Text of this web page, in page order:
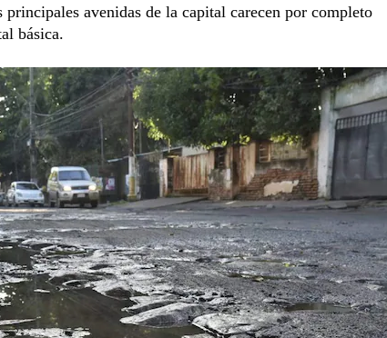
avenidas de la capital carecen por completo
básica.